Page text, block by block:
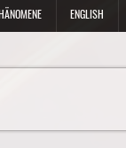
ENGLISH